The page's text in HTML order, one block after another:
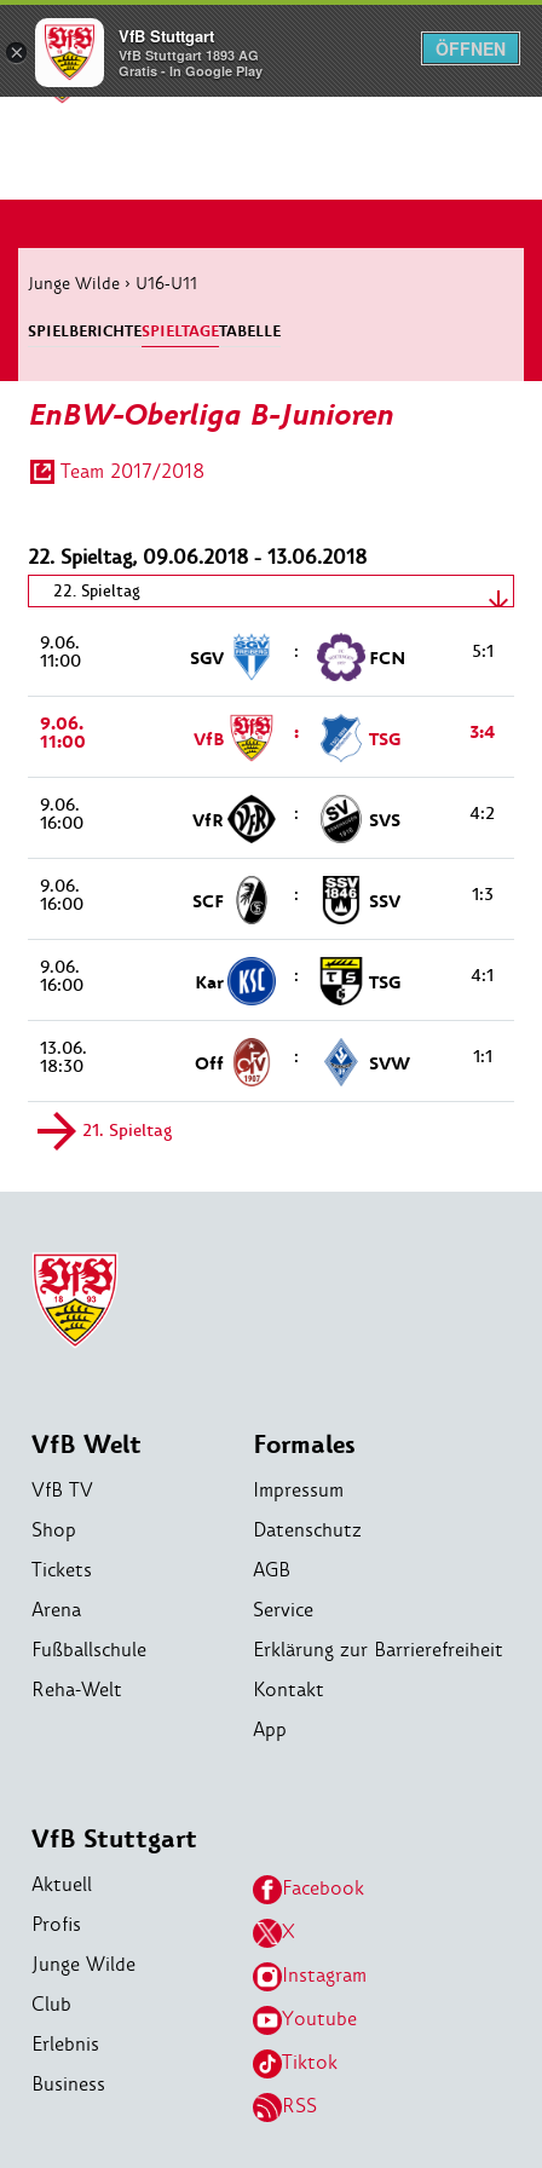
Menü
Junge Wilde › U16-U11
SPIELBERICHTESPIELTAGETABELLE
EnBW-Oberliga B-Junioren
Team 2017/2018
22. Spieltag, 09.06.2018 - 13.06.2018
09.06.2018 - 13.06.2018
9.06.
11:00 SGV : FCN 5:1
9.06.
11:00 VfB : TSG 3:4
9.06.
16:00 VfR : SVS 4:2
9.06.
16:00 SCF : SSV 1:3
9.06.
16:00 Kar : TSG 4:1
13.06.
18:30 Off : SVW 1:1
21. Spieltag
VfB Welt
VfB TV
Shop
Tickets
Arena
Fußballschule
Reha-Welt
Formales
Impressum
Datenschutz
AGB
Service
Erklärung zur Barrierefreiheit
Kontakt
App
VfB Stuttgart
Aktuell
Profis
Junge Wilde
Club
Erlebnis
Business
Facebook
X
Instagram
Youtube
Tiktok
RSS
×
VfB Stuttgart
VfB Stuttgart 1893 AG
Gratis - In Google Play
ÖFFNEN